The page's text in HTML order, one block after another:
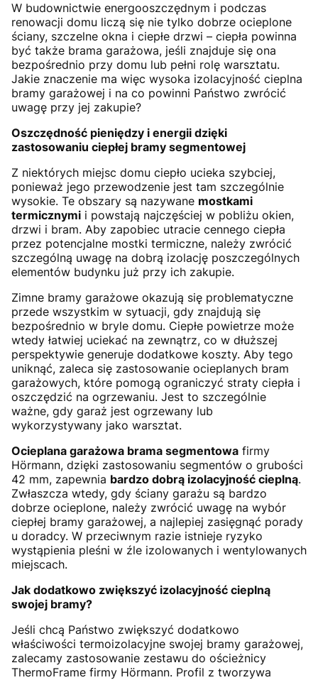
W budownictwie energooszczędnym i podczas
renowacji domu liczą się nie tylko dobrze ocieplone
ściany, szczelne okna i ciepłe drzwi – ciepła powinna
być także brama garażowa, jeśli znajduje się ona
bezpośrednio przy domu lub pełni rolę warsztatu.
Jakie znaczenie ma więc wysoka izolacyjność cieplna
bramy garażowej i na co powinni Państwo zwrócić
uwagę przy jej zakupie?
Oszczędność pieniędzy i energii dzięki
zastosowaniu ciepłej bramy segmentowej
Z niektórych miejsc domu ciepło ucieka szybciej,
ponieważ jego przewodzenie jest tam szczególnie
wysokie. Te obszary są nazywane mostkami
termicznymi i powstają najczęściej w pobliżu okien,
drzwi i bram. Aby zapobiec utracie cennego ciepła
przez potencjalne mostki termiczne, należy zwrócić
szczególną uwagę na dobrą izolację poszczególnych
elementów budynku już przy ich zakupie.
Zimne bramy garażowe okazują się problematyczne
przede wszystkim w sytuacji, gdy znajdują się
bezpośrednio w bryle domu. Ciepłe powietrze może
wtedy łatwiej uciekać na zewnątrz, co w dłuższej
perspektywie generuje dodatkowe koszty. Aby tego
uniknąć, zaleca się zastosowanie ocieplanych bram
garażowych, które pomogą ograniczyć straty ciepła i
oszczędzić na ogrzewaniu. Jest to szczególnie
ważne, gdy garaż jest ogrzewany lub
wykorzystywany jako warsztat.
Ocieplana garażowa brama segmentowa firmy
Hörmann, dzięki zastosowaniu segmentów o grubości
42 mm, zapewnia bardzo dobrą izolacyjność cieplną.
Zwłaszcza wtedy, gdy ściany garażu są bardzo
dobrze ocieplone, należy zwrócić uwagę na wybór
ciepłej bramy garażowej, a najlepiej zasięgnąć porady
u doradcy. W przeciwnym razie istnieje ryzyko
wystąpienia pleśni w źle izolowanych i wentylowanych
miejscach.
Jak dodatkowo zwiększyć izolacyjność cieplną
swojej bramy?
Jeśli chcą Państwo zwiększyć dodatkowo
właściwości termoizolacyjne swojej bramy garażowej,
zalecamy zastosowanie zestawu do ościeżnicy
ThermoFrame firmy Hörmann. Profil z tworzywa